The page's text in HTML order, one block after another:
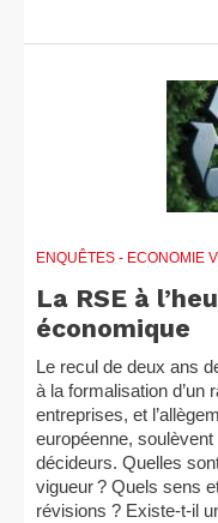
ENQUÊTES - ECONOMIE
La RSE à
économique
Le recul de deux ans
à la formalisation d’un
entreprises, et
européenne,
décideurs. Quelles
vigueur ? Quels sens
révisions ? Existe-t-il